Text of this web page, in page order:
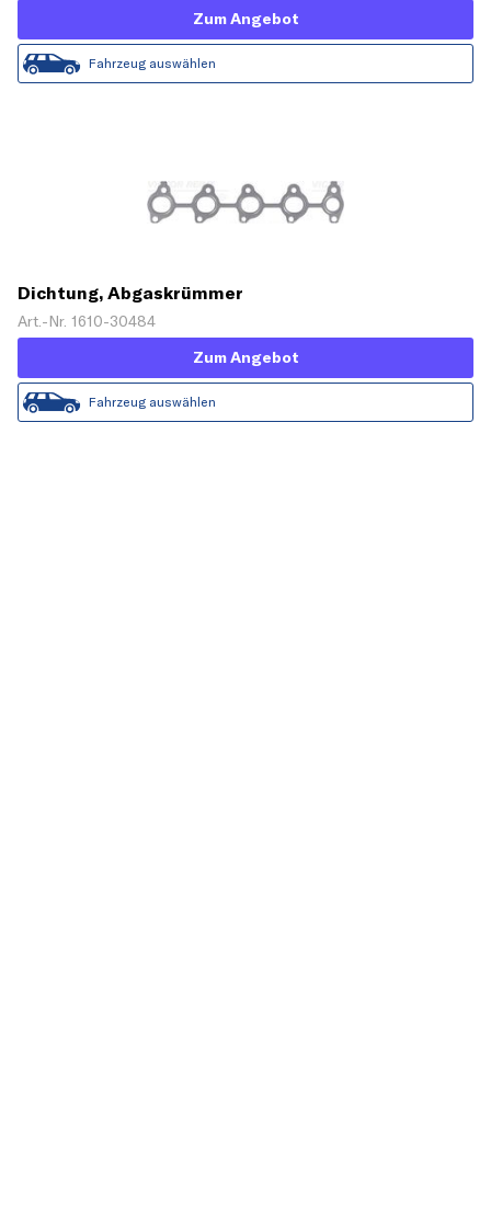
Zum Angebot
Fahrzeug auswählen
Dichtung, Abgaskrümmer
Art.-Nr. 1610-30484
Zum Angebot
Fahrzeug auswählen